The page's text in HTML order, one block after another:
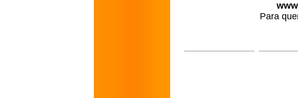
Para